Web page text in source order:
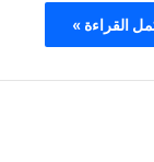
القراءة »